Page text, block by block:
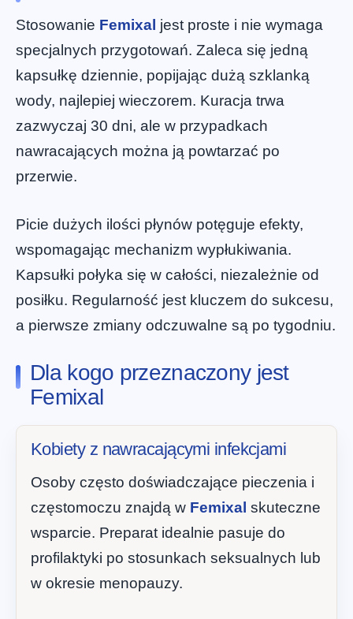
Stosowanie Femixal jest proste i nie wymaga
specjalnych przygotowań. Zaleca się jedną
kapsułkę dziennie, popijając dużą szklanką
wody, najlepiej wieczorem. Kuracja trwa
zazwyczaj 30 dni, ale w przypadkach
nawracających można ją powtarzać po
przerwie.
Picie dużych ilości płynów potęguje efekty,
wspomagając mechanizm wypłukiwania.
Kapsułki połyka się w całości, niezależnie od
posiłku. Regularność jest kluczem do sukcesu,
a pierwsze zmiany odczuwalne są po tygodniu.
Dla kogo przeznaczony jest
Femixal
Kobiety z nawracającymi infekcjami
Osoby często doświadczające pieczenia i
częstomoczu znajdą w Femixal skuteczne
wsparcie. Preparat idealnie pasuje do
profilaktyki po stosunkach seksualnych lub
w okresie menopauzy.